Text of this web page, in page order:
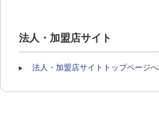
法人・加盟店サイト
法人・加盟店サイトトップページへ